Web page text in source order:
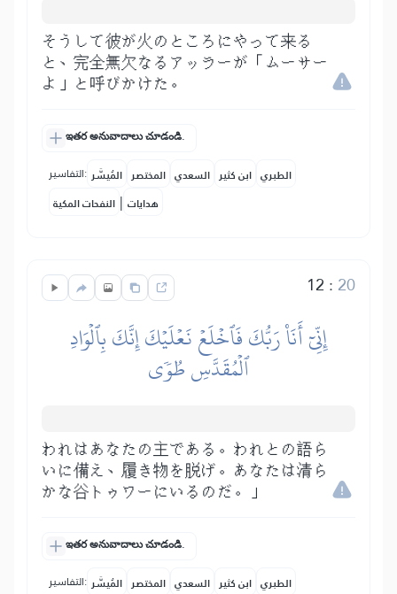
そうして彼が火のところにやって来る
と、完全無欠なるアッラーが「ムーサー
よ」と呼びかけた。
ఇతర అనువాదాలు చూడండి.
التفاسير: المُيسَّر المختصر السعدي ابن كثير الطبري
النفحات المكية | هدايات
12 : 20
إِنِّيٓ أَنَا۠ رَبُّكَ فَٱخۡلَعۡ نَعۡلَيۡكَ إِنَّكَ بِٱلۡوَادِ
ٱلۡمُقَدَّسِ طُوٗى
われはあなたの主である。われとの語ら
いに備え、履き物を脱げ。あなたは清ら
かな谷トゥワーにいるのだ。」
ఇతర అనువాదాలు చూడండి.
التفاسير: المُيسَّر المختصر السعدي ابن كثير الطبري